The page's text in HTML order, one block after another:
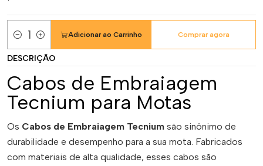
Quantidade
Adicionar ao Carrinho Comprar agora
DESCRIÇÃO
Cabos de Embraiagem
Tecnium para Motas
Os Cabos de Embraiagem Tecnium são sinônimo de
durabilidade e desempenho para a sua mota. Fabricados
com materiais de alta qualidade, esses cabos são